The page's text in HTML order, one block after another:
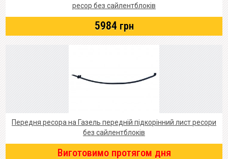
ресор без сайлентблоків
5984 грн
Передня ресора на Газель передній підкорінний лист ресори
без сайлентблоків
Виготовимо протягом дня